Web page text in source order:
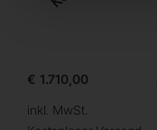
€ 1.710,00
inkl. MwSt.